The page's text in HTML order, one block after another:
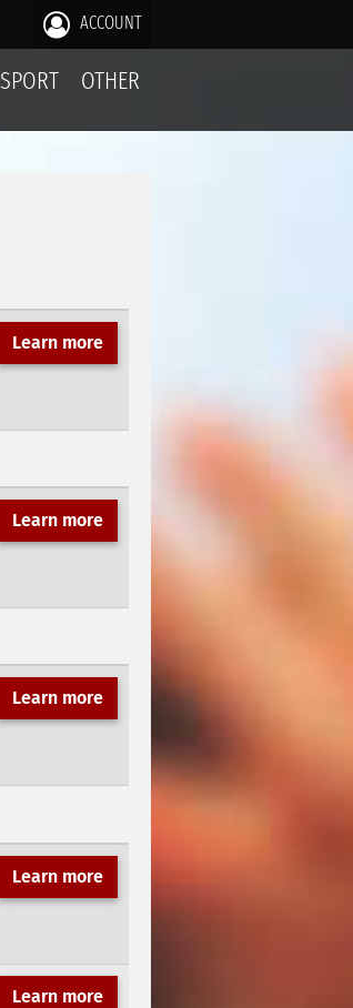
ACCOUNT
SPORT OTHER
Learn more
Learn more
Learn more
Learn more
Learn more